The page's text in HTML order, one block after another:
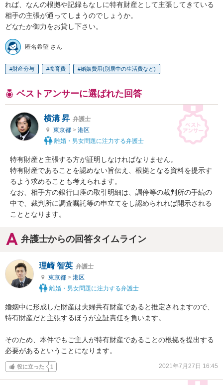
れば、なんの根拠や記録もなしに特有財産として主張してきている
相手の主張が通ってしまうのでしょうか。
どなたか御力をお貸し下さい。
匿名希望 さん
財産分与 養育費 婚姻費用(別居中の生活費など)
ベストアンサーに選ばれた回答
横溝 昇 弁護士
東京都 > 港区
離婚・男女問題に注力する弁護士
特有財産と主張する方が証明しなければなりません。
特有財産であることを認めない旨伝え、根拠となる資料を提示す
るよう求めることも考えられます。
なお、相手方の銀行口座の取引明細は、調停等の裁判所の手続の
中で、裁判所に調査嘱託等の申立てをし認められれば開示される
こととなります。
弁護士からの回答タイムライン
理崎 智英 弁護士
東京都 > 港区
離婚・男女問題に注力する弁護士
婚姻中に形成した財産は夫婦共有財産であると推定されますので、
特有財産だと主張するほうが立証責任を負います。
そのため、本件でもご主人が特有財産であることの根拠を提出する
必要があるということになります。
役に立った 1 2021年7月27日 16:45